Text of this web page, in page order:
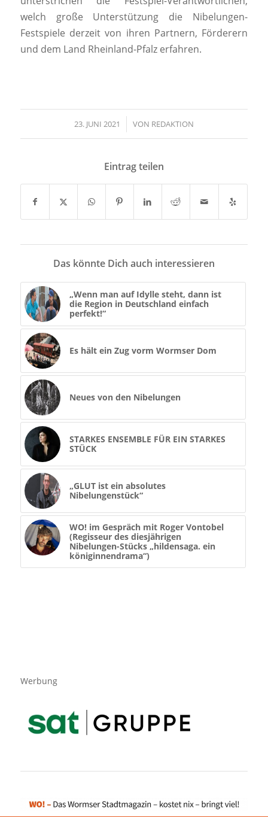
welch große Unterstützung die Nibelungen-
Festspiele derzeit von ihren Partnern, Förderern
und dem Land Rheinland-Pfalz erfahren.
23. JUNI 2021
/ VON REDAKTION
Eintrag teilen
Das könnte Dich auch interessieren
„Wenn man auf Idylle steht, dann ist
die Region in Deutschland einfach
perfekt!“
Es hält ein Zug vorm Wormser Dom
Neues von den Nibelungen
STARKES ENSEMBLE FÜR EIN STARKES
STÜCK
„GLUT ist ein absolutes
Nibelungenstück“
WO! im Gespräch mit Roger Vontobel
(Regisseur des diesjährigen
Nibelungen-Stücks „hildensaga. ein
königinnendrama“)
Werbung